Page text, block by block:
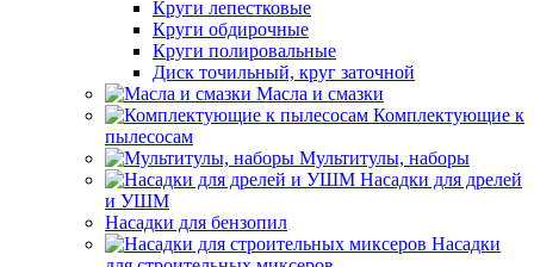
Круги лепестковые
Круги обдирочные
Круги полировальные
Диск точильный, круг заточной
Масла и смазки
Комплектующие к
пылесосам
Мультитулы, наборы
Насадки для дрелей
и УШМ
Насадки для бензопил
Насадки